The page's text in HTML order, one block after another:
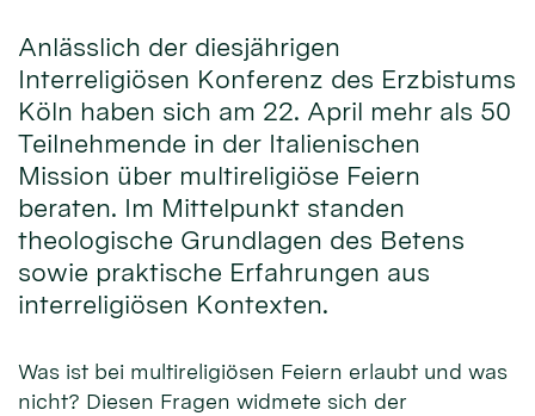
Anlässlich der diesjährigen
Interreligiösen Konferenz des Erzbistums
Köln haben sich am 22. April mehr als 50
Teilnehmende in der Italienischen
Mission über multireligiöse Feiern
beraten. Im Mittelpunkt standen
theologische Grundlagen des Betens
sowie praktische Erfahrungen aus
interreligiösen Kontexten.
Was ist bei multireligiösen Feiern erlaubt und was
nicht? Diesen Fragen widmete sich der